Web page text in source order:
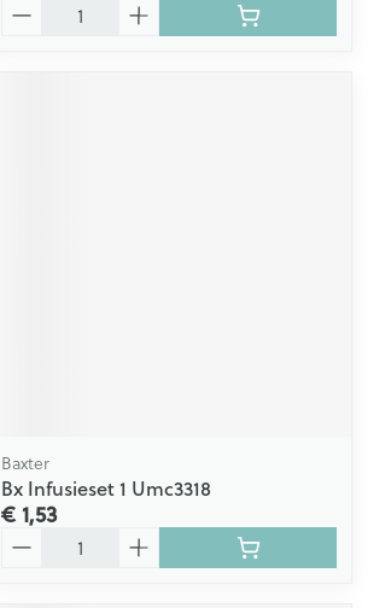
Baxter
Bx Infusieset 1 Umc3318
€ 1,53